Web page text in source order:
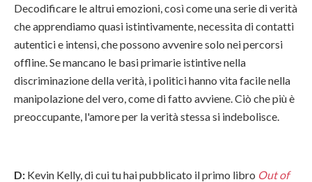
Decodificare le altrui emozioni, così come una serie di verità
che apprendiamo quasi istintivamente, necessita di contatti
autentici e intensi, che possono avvenire solo nei percorsi
offline. Se mancano le basi primarie istintive nella
discriminazione della verità, i politici hanno vita facile nella
manipolazione del vero, come di fatto avviene. Ciò che più è
preoccupante, l'amore per la verità stessa si indebolisce.
D: Kevin Kelly, di cui tu hai pubblicato il primo libro Out of